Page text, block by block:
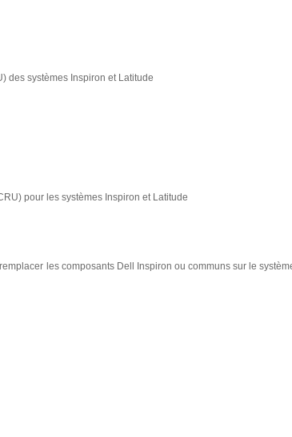
des systèmes Inspiron et Latitude
pour les systèmes Inspiron et Latitude
les composants Dell Inspiron ou communs sur le